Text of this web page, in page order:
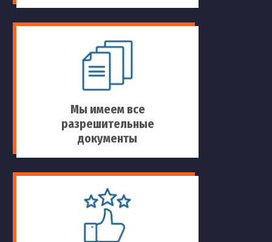
Мы имеем все
разрешительные
документы